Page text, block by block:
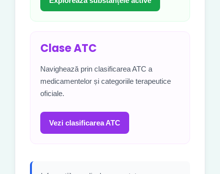
Clase ATC
Navighează prin clasificarea ATC a
medicamentelor și categoriile terapeutice
oficiale.
Vezi clasificarea ATC